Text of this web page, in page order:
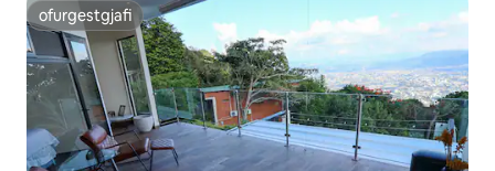
ofurgestgjafi
ofurgestgjafi